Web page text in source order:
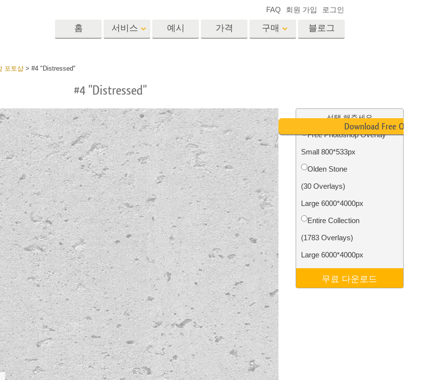
홈 서비스
편집 서비스 AI로 생성된 의류 모델 이미지 조작 서비스 사진 서비스
터칭 서비스 주얼리 리터칭 서비스 AI 훈련 데이터 Video Editing Services
예시 가격 구매
프리셋
렉션
포토샵 액션
포토샵 오버레이
포토샵 텍스처
Ps Actions 전체 컬렉션
Ps 오버레이 전체 컬렉
션
발렌타인 데이 카드
결혼식 초대장
어린이 생일 초대장
블로그
FAQ 회원 가입 로그인
포토샵> #4 "Distressed"
#4 "Distressed"
선택 해주세요
Free Photoshop Overlay
Small 800*533px
Olden Stone
(30 Overlays)
Large 6000*4000px
Entire Collection
(1783 Overlays)
Large 6000*4000px
무료 다운로드
Download Free Overlay